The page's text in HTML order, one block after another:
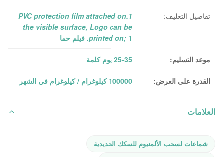
تفاصيل التغليف:
1.PVC protection film attached on
the visible surface, Logo can be
printed on; 1. فيلم حما
موعد التسليم: 25-35 يوم كلمة
القدرة على العرض: 100000 كيلوغرام / كيلوغرام في الشهر
العلامات
شماعات لسحب الألمنيوم للسكك الحديدية